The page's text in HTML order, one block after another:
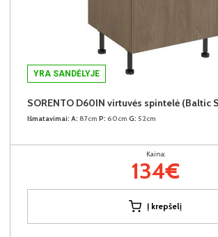
YRA SANDĖLYJE
Išmatavimai: A: 87cm P: 60cm G: 52cm
Kaina:
134€
Į krepšelį